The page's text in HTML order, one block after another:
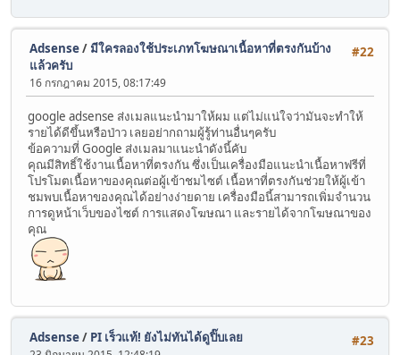
#22
Adsense/ มีใครลองใช้ประเภทโฆษณาเนื้อหาที่ตรงกันบ้าง
แล้วครับ
16 กรกฎาคม 2015, 08:17:49
google adsense ส่งเมลแนะนำมาให้ผม แต่ไม่แน่ใจว่ามันจะทำให้
รายได้ดีขึ้นหรือป่าว เลยอย่ากถามผู้รู้ท่านอื่นๆครับ
ข้อความที่ Google ส่งเมลมาแนะนำดังนี้คับ
คุณมีสิทธิ์ใช้งานเนื้อหาที่ตรงกัน ซึ่งเป็นเครื่องมือแนะนำเนื้อหาฟรีที่
โปรโมตเนื้อหาของคุณต่อผู้เข้าชมไซต์ เนื้อหาที่ตรงกันช่วยให้ผู้เข้า
ชมพบเนื้อหาของคุณได้อย่างง่ายดาย เครื่องมือนี้สามารถเพิ่มจำนวน
การดูหน้าเว็บของไซต์ การแสดงโฆษณา และรายได้จากโฆษณาของ
คุณ
#23
Adsense/ PI เร็วแท้! ยังไม่ทันได้ดูปิ๊บเลย